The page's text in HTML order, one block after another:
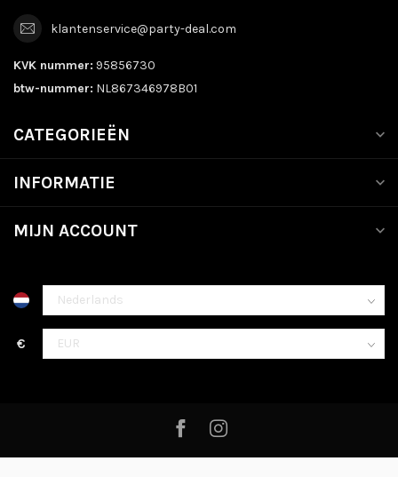
klantenservice@party-deal.com
KVK nummer: 95856730
btw-nummer: NL867346978B01
CATEGORIEËN
INFORMATIE
MIJN ACCOUNT
€